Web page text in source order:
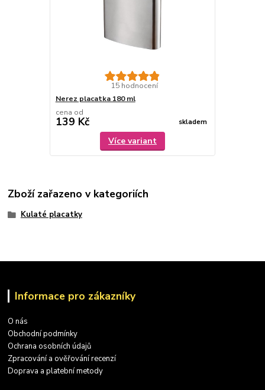
15 hodnocení
Nerez placatka 180 ml
cena od
139 Kč skladem
Více variant
Zboží zařazeno v kategoriích
Kulaté placatky
Informace pro zákazníky
O nás
Obchodní podmínky
Ochrana osobních údajů
Zpracování a ověřování recenzí
Doprava a platební metody